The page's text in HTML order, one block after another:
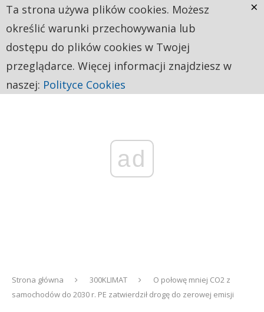
ad
Strona główna 300KLIMAT
O połowę mniej CO2 z
samochodów do 2030 r. PE zatwierdził drogę do zerowej emisji
Ta strona używa plików cookies. Możesz
określić warunki przechowywania lub
dostępu do plików cookies w Twojej
przeglądarce. Więcej informacji znajdziesz w
naszej: Polityce Cookies
×